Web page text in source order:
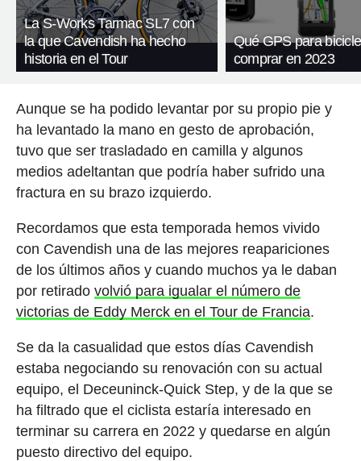
La S-Works Tarmac SL7 con
la que Cavendish ha hecho
historia en el Tour
Qué GPS para
comprar en 2023
Aunque se ha podido levantar por su propio pie y
ha levantado la mano en gesto de aprobación,
tuvo que ser trasladado en camilla y algunos
medios adeltantan que podría haber sufrido una
fractura en su brazo izquierdo.
Recordamos que esta temporada hemos vivido
con Cavendish una de las mejores reapariciones
de los últimos años y cuando muchos ya le daban
por retirado volvió para igualar el número de
victorias de Eddy Merck en el Tour de Francia.
Se da la casualidad que estos días Cavendish
estaba negociando su renovación con su actual
equipo, el Deceuninck-Quick Step, y de la que se
ha filtrado que el ciclista estaría interesado en
terminar su carrera en 2022 y quedarse en algún
puesto directivo del equipo.